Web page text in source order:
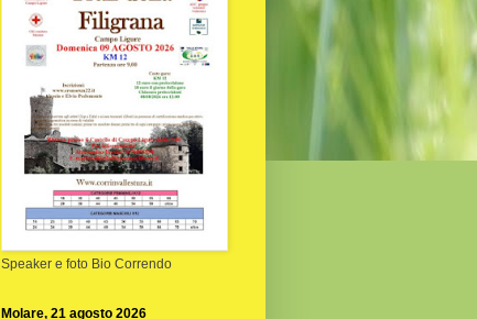
Speaker e foto Bio Correndo
Molare, 21 agosto 2026